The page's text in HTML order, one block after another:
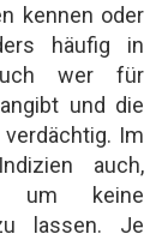
kennen oder
häufig in
wer für
und die
Im
auch,
um keine
lassen. Je